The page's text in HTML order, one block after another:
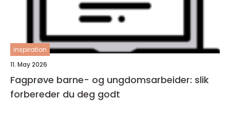
inspiration
11. May 2026
Fagprøve barne- og ungdomsarbeider: slik
forbereder du deg godt